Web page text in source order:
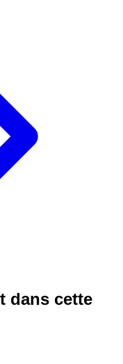
dans cette